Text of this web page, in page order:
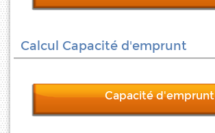
Calcul Capacité d'emprunt
Capacité d'emprunt